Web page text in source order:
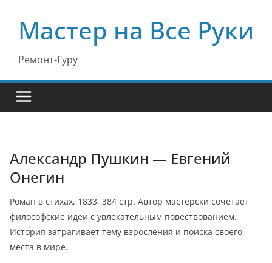
содержимому
Мастер на Все Руки
Ремонт-Гуру
Александр Пушкин — Евгений
Онегин
Роман в стихах, 1833, 384 стр. Автор мастерски сочетает
философские идеи с увлекательным повествованием.
История затрагивает тему взросления и поиска своего
места в мире.